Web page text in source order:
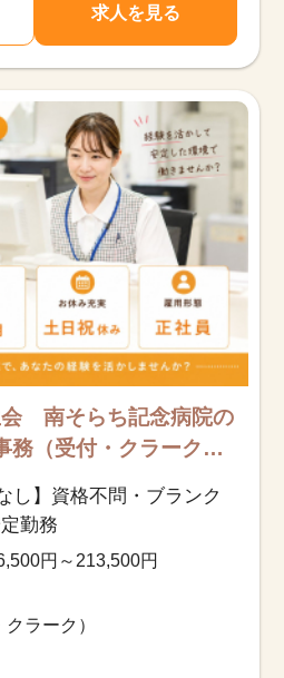
求人を見る
会 南そらち記念病院の
務（受付・クラーク）/
し】資格不問・ブランク
勤務
円～213,500円
ラーク）